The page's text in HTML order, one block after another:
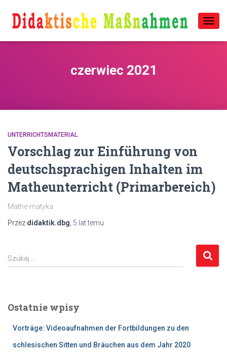
czerwiec 2021
UNTERRICHTSMATERIAL
Vorschlag zur Einführung von
deutschsprachigen Inhalten im
Matheunterricht (Primarbereich)
Mathe-matyka
Przez didaktik.dbg 5 lattemu
S
z
j
Szukaj …
Ostatnie wpisy
Vorträge: Videoaufnahmen der Fortbildungen zu den
schlesischen Sitten und Bräuchen aus dem Jahr 2020